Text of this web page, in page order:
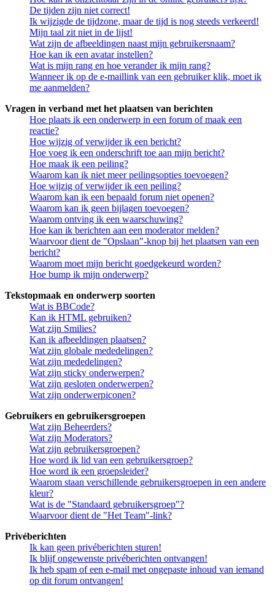
De tijden zijn niet correct!
Ik wijzigde de tijdzone, maar de tijd is nog steeds verkeerd!
Mijn taal zit niet in de lijst!
Wat zijn de afbeeldingen naast mijn gebruikersnaam?
Hoe kan ik een avatar instellen?
Wat is mijn rang en hoe verander ik mijn rang?
Wanneer ik op de e-maillink van een gebruiker klik, moet ik
me aanmelden?
Vragen in verband met het plaatsen van berichten
Hoe plaats ik een onderwerp in een forum of maak een
reactie?
Hoe wijzig of verwijder ik een bericht?
Hoe voeg ik een onderschrift toe aan mijn bericht?
Hoe maak ik een peiling?
Waarom kan ik niet meer peilingsopties toevoegen?
Hoe wijzig of verwijder ik een peiling?
Waarom kan ik een bepaald forum niet openen?
Waarom kan ik geen bijlagen toevoegen?
Waarom ontving ik een waarschuwing?
Hoe kan ik berichten aan een moderator melden?
Waarvoor dient de "Opslaan"-knop bij het plaatsen van een
bericht?
Waarom moet mijn bericht goedgekeurd worden?
Hoe bump ik mijn onderwerp?
Tekstopmaak en onderwerp soorten
Wat is BBCode?
Kan ik HTML gebruiken?
Wat zijn Smilies?
Kan ik afbeeldingen plaatsen?
Wat zijn globale mededelingen?
Wat zijn mededelingen?
Wat zijn sticky onderwerpen?
Wat zijn gesloten onderwerpen?
Wat zijn onderwerpiconen?
Gebruikers en gebruikersgroepen
Wat zijn Beheerders?
Wat zijn Moderators?
Wat zijn gebruikersgroepen?
Hoe word ik lid van een gebruikersgroep?
Hoe word ik een groepsleider?
Waarom staan verschillende gebruikersgroepen in een andere
kleur?
Wat is de "Standaard gebruikersgroep"?
Waarvoor dient de "Het Team"-link?
Privéberichten
Ik kan geen privéberichten sturen!
Ik blijf ongewenste privéberichten ontvangen!
Ik heb spam of een e-mail met ongepaste inhoud van iemand
op dit forum ontvangen!